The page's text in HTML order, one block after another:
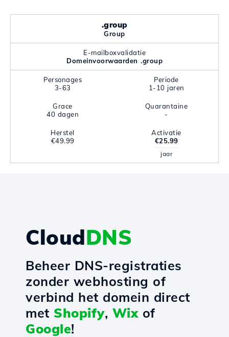
.group
Group
E-mailboxvalidatie
Domeinvoorwaarden .group
Personages
3-63
Periode
1-10 jaren
Grace
40 dagen
Quarantaine
-
Herstel
€49.99
Activatie
€25.99
jaar
CloudDNS
Beheer DNS-registraties
zonder webhosting of
verbind het domein direct
met Shopify, Wixof
Google!